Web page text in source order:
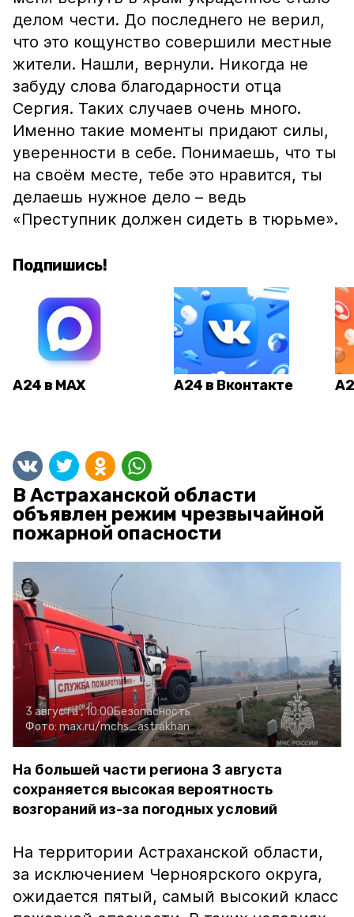
делом чести. До последнего не верил,
что это кощунство совершили местные
жители. Нашли, вернули. Никогда не
забуду слова благодарности отца
Сергия. Таких случаев очень много.
Именно такие моменты придают силы,
уверенности в себе. Понимаешь, что ты
на своём месте, тебе это нравится, ты
делаешь нужное дело – ведь
«Преступник должен сидеть в тюрьме».
Подпишись!
А24 в MAX А24 в Вконтакте
В Астраханской области
объявлен режим чрезвычайной
пожарной опасности
3 августа , 10:00Безопасность
Фото: max.ru/mchs_astrakhan
На большей части региона 3 августа
сохраняется высокая вероятность
возгораний из-за погодных условий
На территории Астраханской области,
за исключением Черноярского округа,
ожидается пятый, самый высокий класс